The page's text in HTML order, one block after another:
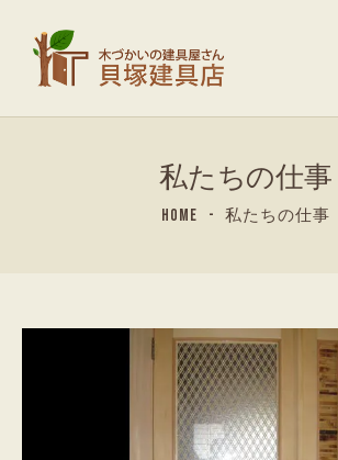
私たちの仕事
HOME 私たちの仕事